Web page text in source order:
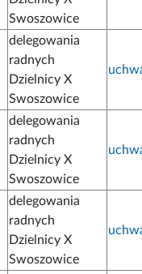
Swoszowice
delegowania
radnych
Dzielnicy X
Swoszowice
delegowania
radnych
Dzielnicy X
Swoszowice
delegowania
radnych
Dzielnicy X
Swoszowice